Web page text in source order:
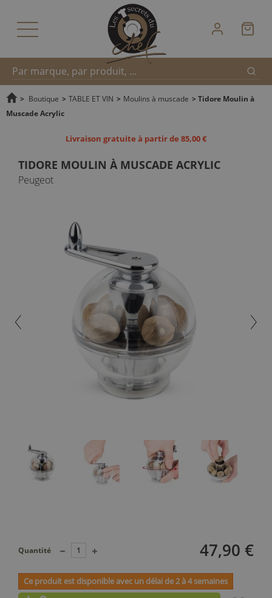
Recherche
> Boutique > TABLE ET VIN > Moulins à muscade > Tidore Moulin à
Muscade Acrylic
Livraison gratuite à partir de 85,00 €
TIDORE MOULIN À MUSCADE ACRYLIC
Peugeot
47,90 €
Quantité
Ce produit est disponible avec un délai de 2 à 4 semaines